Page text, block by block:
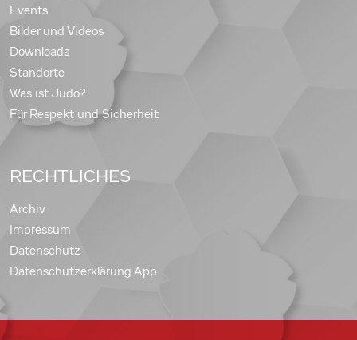
Events
Bilder und Videos
Downloads
Standorte
Was ist Judo?
Für Respekt und Sicherheit
RECHTLICHES
Archiv
Impressum
Datenschutz
Datenschutzerklärung App